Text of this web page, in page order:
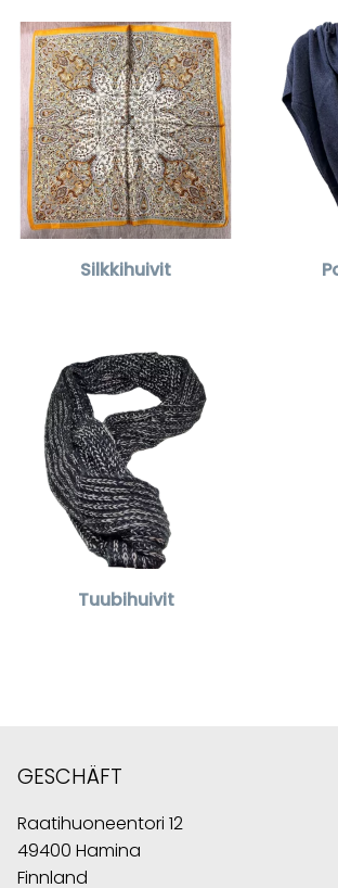
Silkkihuivit
Tuubihuivit
GESCHÄFT
Raatihuoneentori 12
49400 Hamina
Finnland